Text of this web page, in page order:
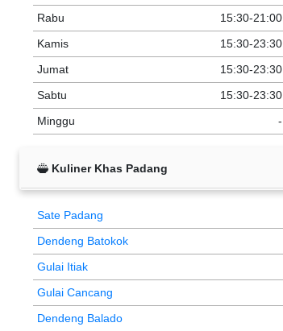
Rabu
15:30-21:00
Kamis
15:30-23:30
Jumat
15:30-23:30
Sabtu
15:30-23:30
Minggu
-
Kuliner Khas Padang
Sate Padang
Dendeng Batokok
Gulai Itiak
Gulai Cancang
Dendeng Balado